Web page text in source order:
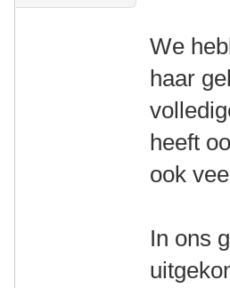
We
haar
heeft
ook
In ons